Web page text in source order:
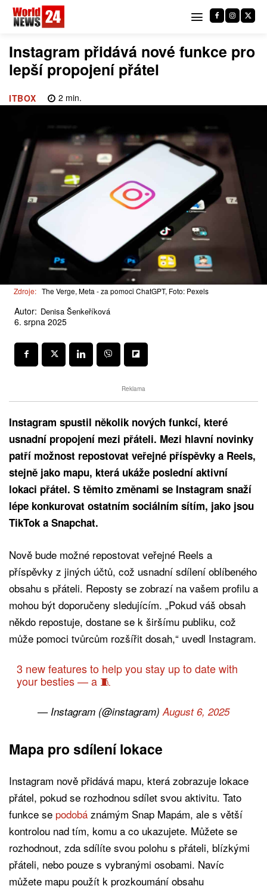
Instagram přidává nové funkce pro
lepší propojení přátel
ITBOX 2 min.
Zdroje: The Verge, Meta - za pomoci ChatGPT, Foto: Pexels
Autor: Denisa Šenkeříková
6. srpna 2025
Reklama
Instagram spustil několik nových funkcí, které
usnadní propojení mezi přáteli. Mezi hlavní novinky
patří možnost repostovat veřejné příspěvky a Reels,
stejně jako mapu, která ukáže poslední aktivní
lokaci přátel. S těmito změnami se Instagram snaží
lépe konkurovat ostatním sociálním sítím, jako jsou
TikTok a Snapchat.
Nově bude možné repostovat veřejné Reels a
příspěvky z jiných účtů, což usnadní sdílení oblíbeného
obsahu s přáteli. Reposty se zobrazí na vašem profilu a
mohou být doporučeny sledujícím. „Pokud váš obsah
někdo repostuje, dostane se k širšímu publiku, což
může pomoci tvůrcům rozšířit dosah,“ uvedl Instagram.
3 new features to help you stay up to date with
your besties — a 🧵
— Instagram (@instagram) August 6, 2025
Mapa pro sdílení lokace
Instagram nově přidává mapu, která zobrazuje lokace
přátel, pokud se rozhodnou sdílet svou aktivitu. Tato
funkce se podobá známým Snap Mapám, ale s větší
kontrolou nad tím, komu a co ukazujete. Můžete se
rozhodnout, zda sdílíte svou polohu s přáteli, blízkými
přáteli, nebo pouze s vybranými osobami. Navíc
můžete mapu použít k prozkoumání obsahu